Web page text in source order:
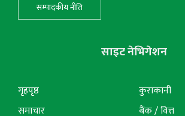
सम्पादकीय नीति
साइट नेभिगेशन
गृहपृष्ठ
समाचार
कुराकानी
बैंक / वित्त